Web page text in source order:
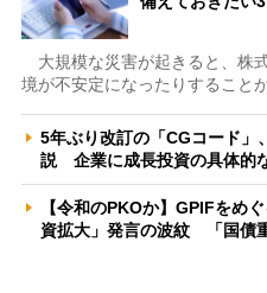
大規模な災害が起きると、株
境が不安定になったりすること
5年ぶり改訂の「CGコード」
説 企業に成長投資の具体的
【令和のPKOか】GPIFをめ
資拡大」発言の波紋 「国債